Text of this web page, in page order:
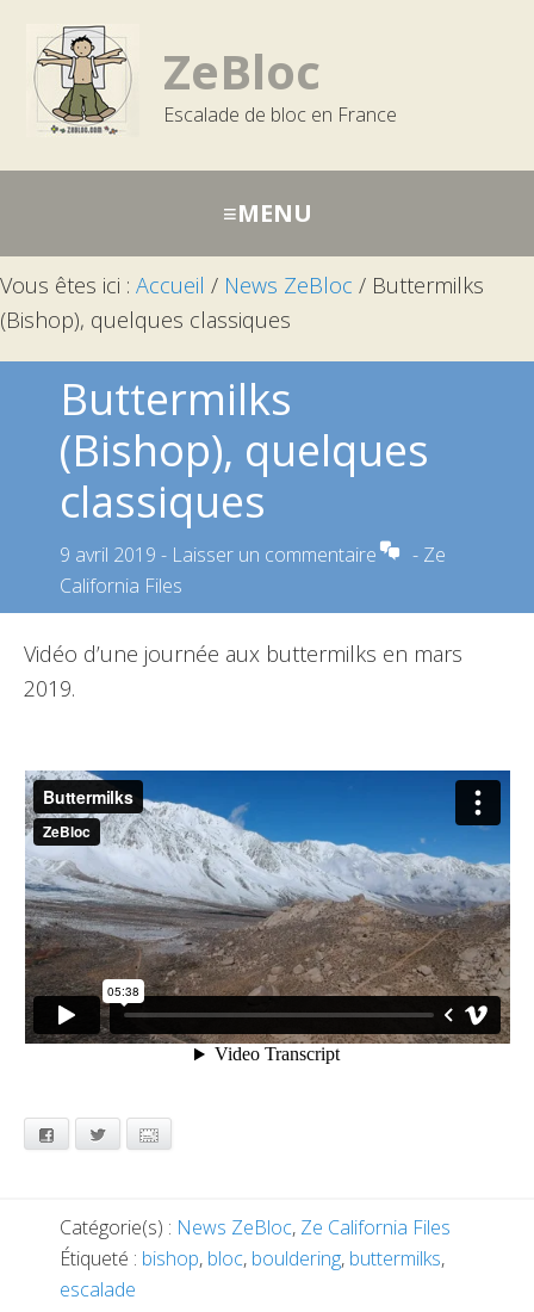
navigation
contenu
barre
ZeBloc
Escalade de bloc en France
Vous êtes ici : Accueil / News ZeBloc / Buttermilks
(Bishop), quelques classiques
Buttermilks
(Bishop), quelques
classiques
9 avril 2019 - Laisser un commentaire - Ze
California Files
Vidéo d’une journée aux buttermilks en mars
2019.
Facebook Twitter
Catégorie(s) : News ZeBloc, Ze California Files
Étiqueté : bishop, bloc, bouldering, buttermilks,
escalade